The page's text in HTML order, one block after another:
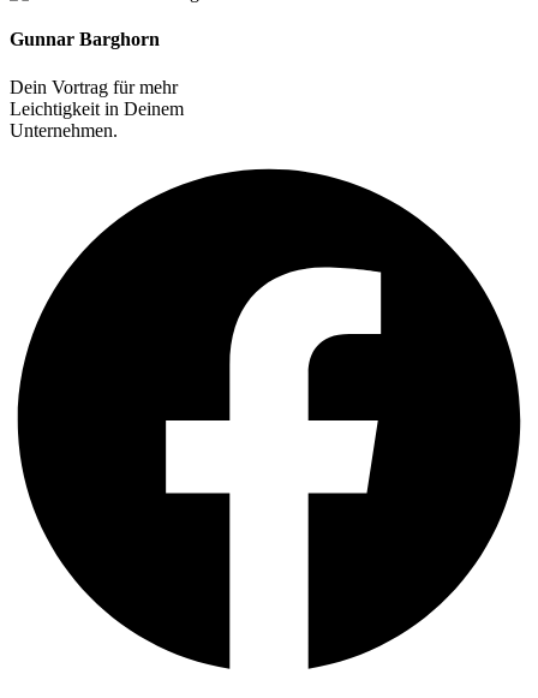
Gunnar Barghorn
Dein Vortrag für mehr
Leichtigkeit in Deinem
Unternehmen.